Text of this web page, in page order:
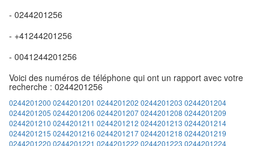
- 0244201256
- +41244201256
- 0041244201256
Voici des numéros de téléphone qui ont un rapport avec votre
recherche : 0244201256
0244201200 0244201201 0244201202 0244201203 0244201204
0244201205 0244201206 02442012070244201208 0244201209
0244201210 0244201211 0244201212 0244201213 0244201214
0244201215 0244201216 02442012170244201218 0244201219
0244201220 0244201221 0244201222 0244201223 0244201224